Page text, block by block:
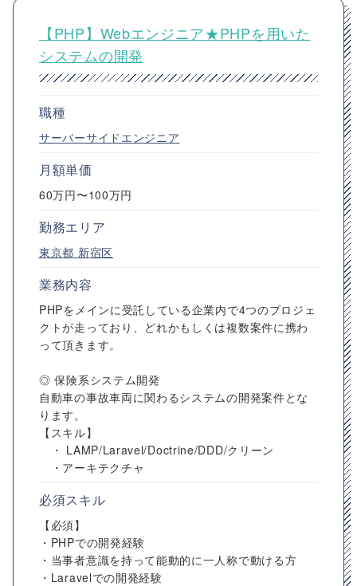
【PHP】Webエンジニア★PHPを用いた
システムの開発
職種
サーバーサイドエンジニア
月額単価
60万円〜100万円
勤務エリア
東京都 新宿区
業務内容
PHPをメインに受託している企業内で4つのプロジェ
クトが走っており、どれかもしくは複数案件に携わ
って頂きます。
◎ 保険系システム開発
自動車の事故車両に関わるシステムの開発案件とな
ります。
【スキル】
・ LAMP/Laravel/Doctrine/DDD/クリーン
・アーキテクチャ
必須スキル
【必須】
・PHPでの開発経験
・当事者意識を持って能動的に一人称で動ける方
・Laravelでの開発経験